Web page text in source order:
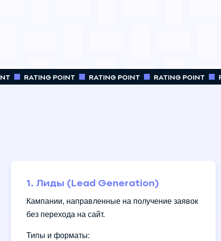
RATING POINT RATING POINT RATING POINT
1. Лиды (Lead Generation)
Кампании, направленные на получение заявок
без перехода на сайт.
Типы и форматы: